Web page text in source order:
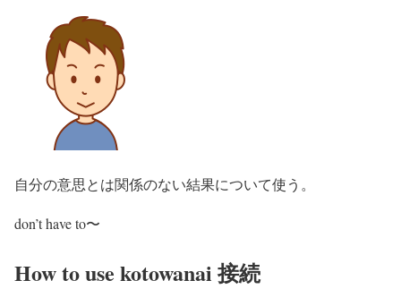
自分の意思とは関係のない結果について使う。
don’t have to〜
How to use kotowanai 接続